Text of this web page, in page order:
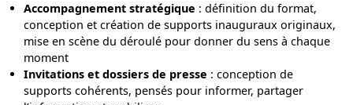
Accompagnement stratégique : définition du format,
conception et création de supports inauguraux originaux,
mise en scène du déroulé pour donner du sens à chaque
moment
Invitations et dossiers de presse : conception de
supports cohérents, pensés pour informer, partager